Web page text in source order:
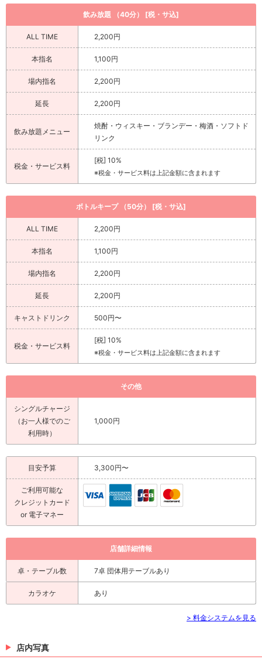
飲み放題 （40分） [税・サ込]
ALL TIME 2,200円
本指名 1,100円
場内指名 2,200円
延長 2,200円
飲み放題メニュー
焼酎・ウィスキー・ブランデー・梅酒・ソフトド
リンク
税金・サービス料
[税] 10%
※税金・サービス料は上記金額に含まれます
ボトルキープ （50分） [税・サ込]
ALL TIME 2,200円
本指名 1,100円
場内指名 2,200円
延長 2,200円
キャストドリンク 500円〜
税金・サービス料
[税] 10%
※税金・サービス料は上記金額に含まれます
その他
シングルチャージ
（お一人様でのご
利用時）
1,000円
目安予算 3,300円〜
ご利用可能な
クレジットカード
or 電子マネー
店舗詳細情報
卓・テーブル数 7卓 団体用テーブルあり
カラオケ あり
> 料金システムを見る
店内写真